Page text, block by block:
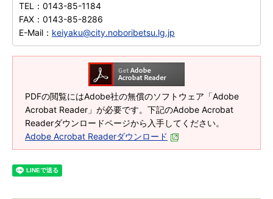
TEL： 0143-85-1184
FAX： 0143-85-8286
E-Mail： keiyaku@city.noboribetsu.lg.jp
PDFの閲覧にはAdobe社の無償のソフトウェア「Adobe
Acrobat Reader」が必要です。下記のAdobe Acrobat
Readerダウンロードページから入手してください。
Adobe Acrobat Readerダウンロード